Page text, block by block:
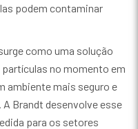
podem contaminar
como uma solução
no momento em
ambiente mais seguro e
Brandt desenvolve esse
para os setores